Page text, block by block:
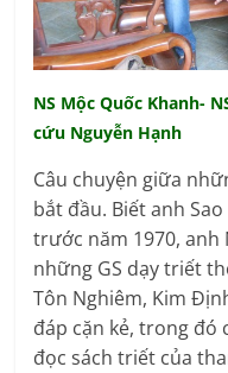
NS Mộc Quốc Khanh-
cứu Nguyễn Hạnh
Câu chuyện giữa
bắt đầu. Biết anh
trước năm 1970, anh
những GS dạy triết
Tôn Nghiêm, Kim
đáp cặn kẻ, trong đó
đọc sách triết của